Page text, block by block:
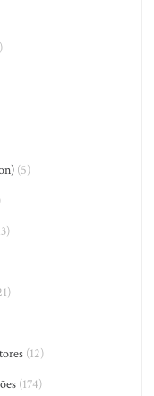
(5)
(12)
(174)